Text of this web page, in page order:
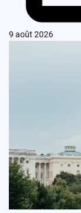
9 août 2026